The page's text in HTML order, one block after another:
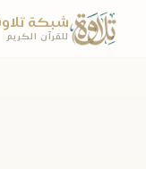
شبكة
للقرآن الكريم